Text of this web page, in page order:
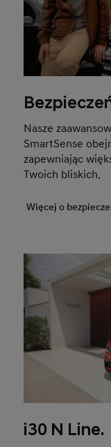
Nasze
SmartSense
zapewniając
Twoich bliskich.
Więcej o
i30 N Line.